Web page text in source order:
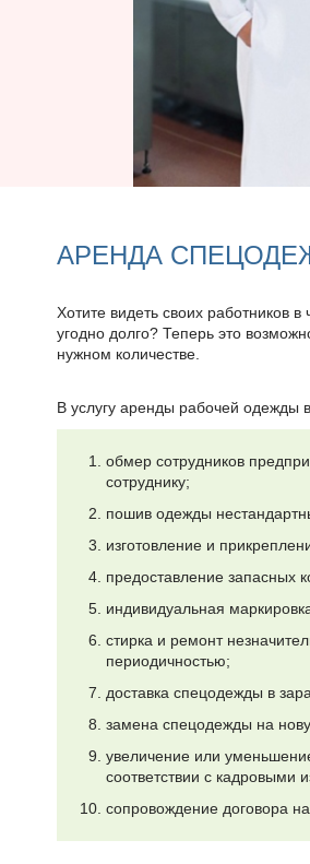
АРЕНДА
Хотите видеть своих работников
угодно долго? Теперь это
нужном количестве.
В услугу аренды рабочей одежды
обмер сотрудников
сотруднику;
пошив одежды
изготовление и
предоставление запасных
индивидуальная
стирка и ремонт
периодичностью;
доставка спецодежды в
замена спецодежды на
увеличение или
соответствии с кадровыми
сопровождение договора